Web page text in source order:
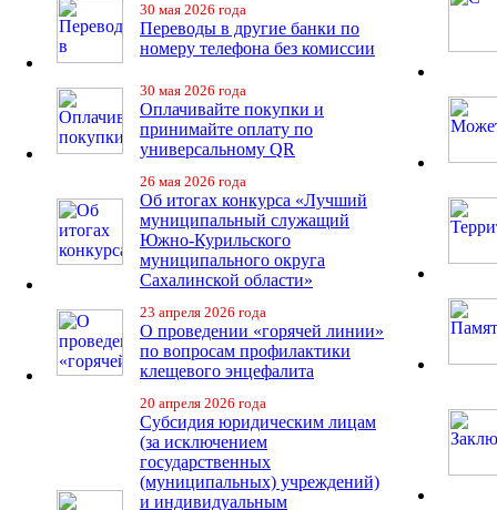
30 мая 2026 года
Переводы в другие банки по
номеру телефона без комиссии
30 мая 2026 года
Оплачивайте покупки и
принимайте оплату по
универсальному QR
26 мая 2026 года
Об итогах конкурса «Лучший
муниципальный служащий
Южно-Курильского
муниципального округа
Сахалинской области»
23 апреля 2026 года
О проведении «горячей линии»
по вопросам профилактики
клещевого энцефалита
20 апреля 2026 года
Субсидия юридическим лицам
(за исключением
государственных
(муниципальных) учреждений)
и индивидуальным